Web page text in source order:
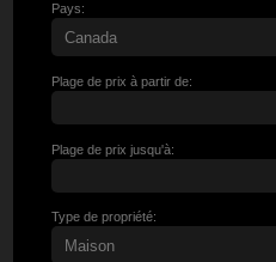
Pays:
Plage de prix à partir de:
Plage de prix jusqu'à:
Type de propriété: